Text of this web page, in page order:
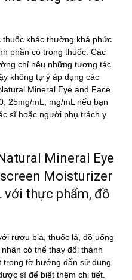
khác thường khá phức
phần có trong thuốc. Các
chỉ nêu những tương tác
không tự ý áp dụng các
Mineral Eye and Face
25mg/mL; mg/mL nếu bạn
sĩ hoặc người phụ trách y
Mineral Eye
Moisturizer
với thực phẩm, đồ
rượu bia, thuốc lá, đồ uống
có thể thay đổi thành
trong tờ hướng dẫn sử dụng
sĩ để biết thêm chi tiết.